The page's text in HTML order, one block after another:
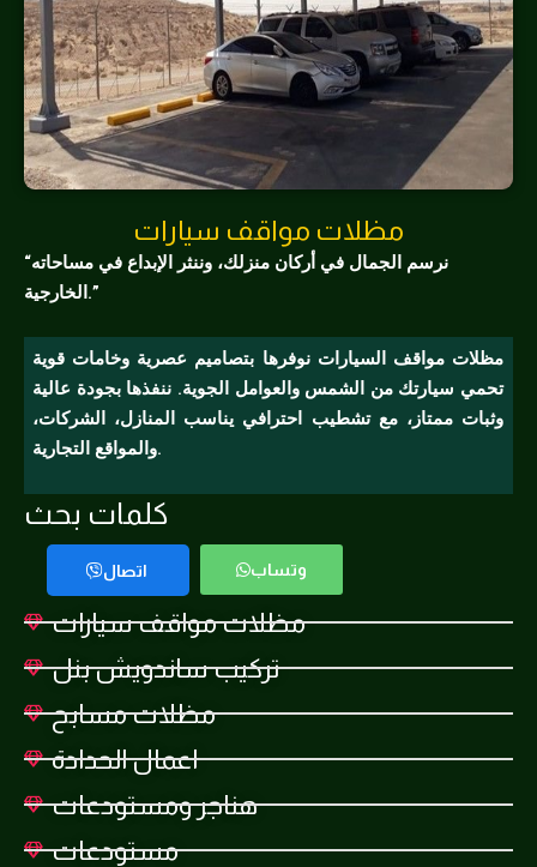
مظلات مواقف سيارات
“نرسم الجمال في أركان منزلك، وننثر الإبداع في مساحاته
الخارجية.”
مظلات مواقف السيارات نوفرها بتصاميم عصرية وخامات قوية
تحمي سيارتك من الشمس والعوامل الجوية. ننفذها بجودة عالية
وثبات ممتاز، مع تشطيب احترافي يناسب المنازل، الشركات،
والمواقع التجارية.
كلمات بحث
اتصال وتساب
مظلات مواقف سيارات
تركيب ساندويش بنل
مظلات مسابح
اعمال الحدادة
هناجر ومستودعات
مستودعات